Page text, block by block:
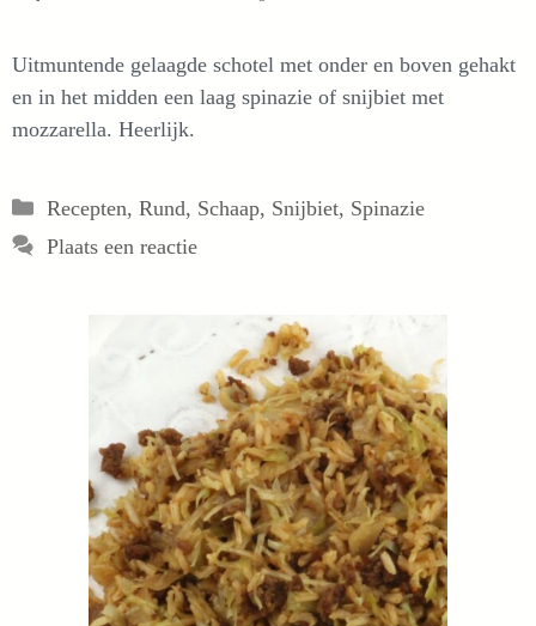
Uitmuntende gelaagde schotel met onder en boven gehakt
en in het midden een laag spinazie of snijbiet met
mozzarella. Heerlijk.
Categorieën
Recepten, Rund, Schaap, Snijbiet, Spinazie
Plaats een reactie